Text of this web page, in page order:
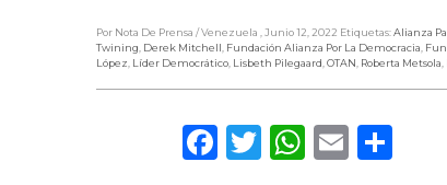
Por Nota De Prensa / Venezuela , Junio 12, 2022 Etiquetas:Alianza
Twining, Derek Mitchell, Fundación Alianza Por La Democracia,
López, Líder Democrático, Lisbeth Pilegaard,OTAN, Roberta Metsola,
Facebook
TwitterEmail